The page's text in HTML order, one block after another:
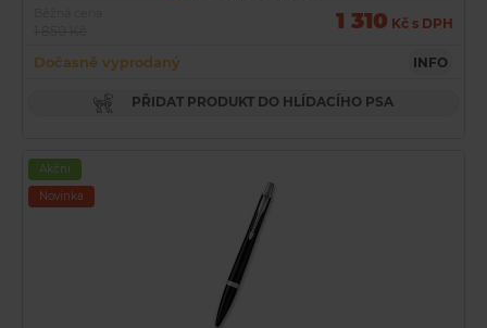
1 310 Kč s DPH
Dočasně vyprodaný INFO
PŘIDAT PRODUKT DO HLÍDACÍHO PSA
Akční
Novinka